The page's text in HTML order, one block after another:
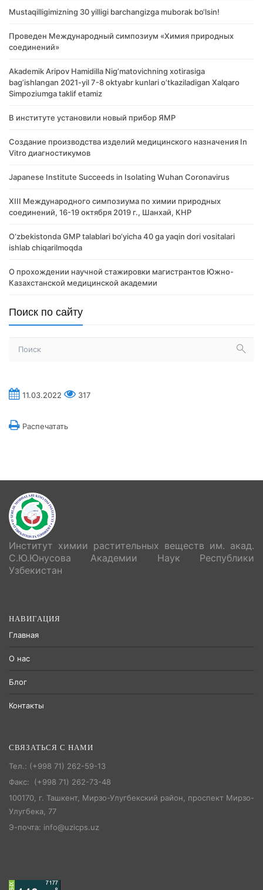
Mustaqilligimizning 30 yilligi barchangizga muborak bo‘lsin!
Проведен Международный симпозиум «Химия природных
соединений»
Akademik Аripov Hamidilla Nigʼmatovichning xotirasiga
bagʼishlangan 2021-yil 7-8 oktyabr kunlari oʼtkaziladigan Xalqaro
Simpoziumga taklif etamiz
В институте установили новый прибор ЯМР
Создание производства изделий медицинского назначения In
Vitro диагностикумов
Japanese Institute Succeeds in Isolating Wuhan Coronavirus
XIII Международного симпозиума по химии природных
соединений, 16-19 октября 2019 г., Шанхай, КНР
O‘zbekistonda GMP talablari bo‘yicha 40 ga yaqin dori vositalari
ishlab chiqarilmoqda
О прохождении научной стажировки магистрантов Южно-
Казахстанской медицинской академии
Поиск по сайту
11.03.2022 317
Распечатать
Институт химии растительных веществ им. акад.
С.Ю.Юнусова Академии Наук Республики
Узбекистан
НАВИГАЦИЯ
Главная
О нас
Блог
Контакты
СВЯЗАТЬСЯ С НАМИ
Тел.: (+998 71) 262-59-13
Факс: (+998 71) 262-73-48
100170, г. Ташкент, Мирзо-Улугбекский район, проспект Мирзо-
Улугбека, 77
Э-почта: info@uzicps.uz